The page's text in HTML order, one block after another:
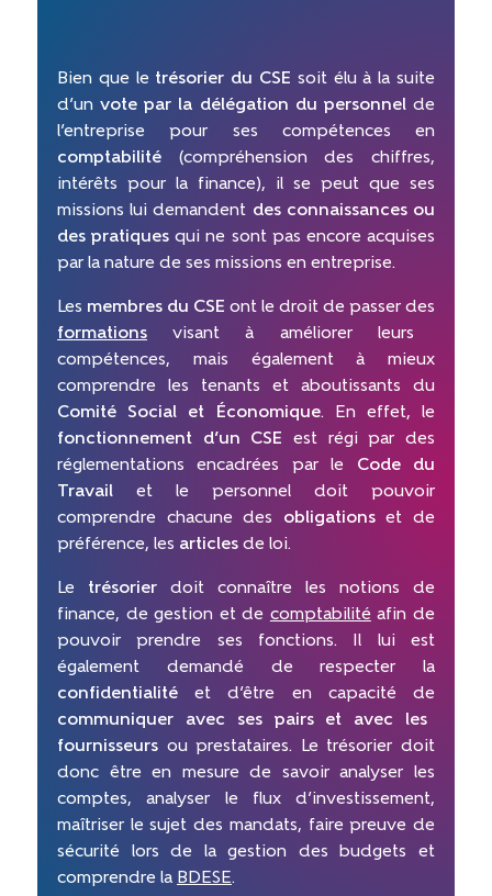
Bien que le trésorier du CSE soit élu à la suite
d’unvote par la délégation du personnelde
l’entreprise pour ses compétences en
comptabilité (compréhension des chiffres,
intérêts pour la finance), il se peut que ses
missions lui demandent des connaissances ou
des pratiques qui ne sont pas encore acquises
par la nature de ses missions en entreprise.
Les membres du CSE ont le droit de passer des
formations visant à améliorer leurs
compétences, mais également à mieux
comprendre les tenants et aboutissants du
Comité Social et Économique. En effet, le
fonctionnement d’un CSE est régi par des
réglementations encadrées par le Code du
Travail et le personnel doit pouvoir
comprendre chacune des obligationset de
préférence, les articles de loi.
Le trésorier doit connaître les notions de
finance, de gestion et de comptabilité afin de
pouvoir prendre ses fonctions. Il lui est
également demandé de respecter la
confidentialité et d’être en capacité de
communiquer avec ses pairs et avec les
fournisseurs ou prestataires. Le trésorier doit
donc être en mesure de savoir analyser les
comptes, analyser le flux d’investissement,
maîtriser le sujet des mandats, faire preuve de
sécurité lors de la gestion des budgets et
comprendre la BDESE.